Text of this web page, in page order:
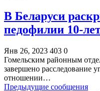
В Беларуси
педофилии 10-
Янв 26, 2023 403 0
Гомельским районным
завершено расследование
отношении…
Предыдущие сообщения